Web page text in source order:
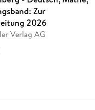
Zur
2026
Verlag AG